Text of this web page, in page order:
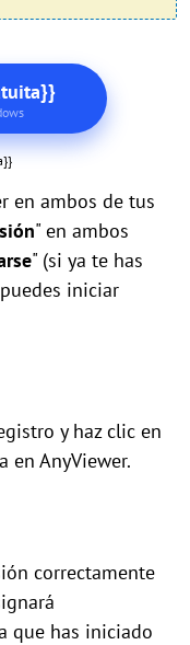
en ambos de tus
" en ambos
" (si ya te has
iniciar
y haz clic en
en AnyViewer.
correctamente
que has iniciado